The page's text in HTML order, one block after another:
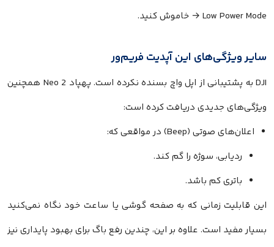
→ Low Power Mode خاموش کنید.
سایر ویژگی‌های این آپدیت فریم‌ور
DJI به پشتیبانی از اپل واچ بسنده نکرده است. پهپاد Neo 2 همچنین
ویژگی‌های جدیدی دریافت کرده است:
اعلان‌های صوتی (Beep) در مواقعی که:
ردیابی، سوژه را گم کند.
باتری کم باشد.
این قابلیت زمانی که به صفحه گوشی یا ساعت خود نگاه نمی‌کنید
بسیار مفید است. علاوه بر این، چندین رفع باگ برای بهبود پایداری نیز